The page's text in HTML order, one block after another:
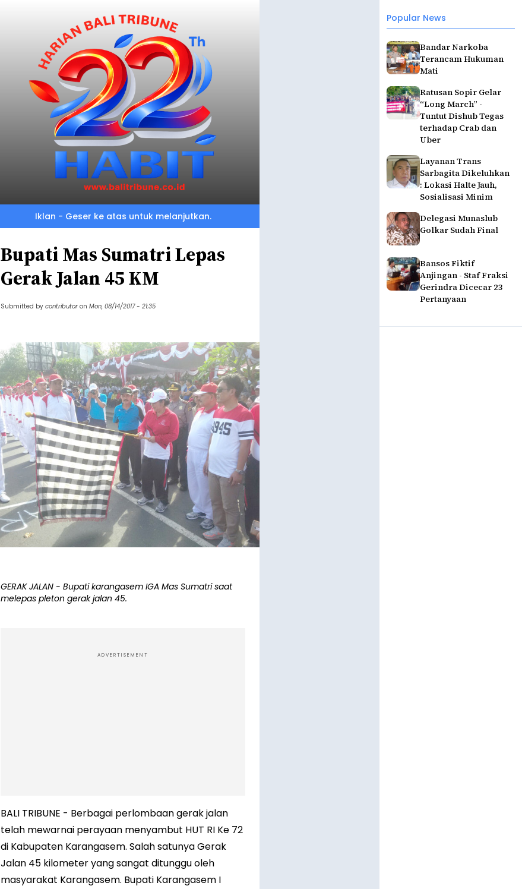
Popular News
Bandar Narkoba
Terancam Hukuman
Mati
Ratusan Sopir Gelar
“Long March” -
Tuntut Dishub Tegas
terhadap Crab dan
Uber
Layanan Trans
Sarbagita Dikeluhkan
: Lokasi Halte Jauh,
Sosialisasi Minim
Delegasi Munaslub
Golkar Sudah Final
Bansos Fiktif
Anjingan - Staf Fraksi
Gerindra Dicecar 23
Pertanyaan
Iklan - Geser ke atas untuk melanjutkan.
Bupati Mas Sumatri Lepas
Gerak Jalan 45 KM
Submitted by contributor on Mon, 08/14/2017 - 21:35
GERAK JALAN - Bupati karangasem IGA Mas Sumatri saat
melepas pleton gerak jalan 45.
ADVERTISEMENT
BALI TRIBUNE - Berbagai perlombaan gerak jalan
telah mewarnai perayaan menyambut HUT RI Ke 72
di Kabupaten Karangasem. Salah satunya Gerak
Jalan 45 kilometer yang sangat ditunggu oleh
masyarakat Karangasem. Bupati Karangasem I